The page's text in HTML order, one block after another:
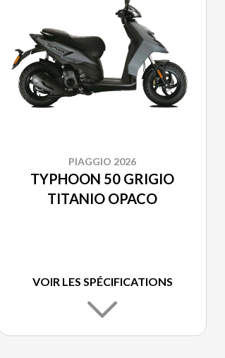
PIAGGIO 2026
TYPHOON 50 GRIGIO
TITANIO OPACO
VOIR LES SPÉCIFICATIONS